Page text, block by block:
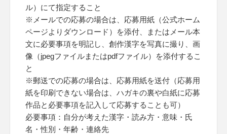
ル）にて指定すること
※メールでの応募の場合は、応募用紙（公式ホーム
ページよりダウンロード）を添付、またはメール本
文に必要事項を明記し、創作漢字を写真に撮り、画
像（jpegファイルまたはpdfファイル）を添付するこ
と
※郵送での応募の場合は、応募用紙を送付（応募用
紙を印刷できない場合は、ハガキの裏や白紙に応募
作品と必要事項を記入して応募することも可）
必要事項：自分が考えた漢字・読み方・意味・氏
名・性別・年齢・連絡先